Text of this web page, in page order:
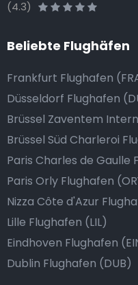
(4.3)
Beliebte Flughäfen
Frankfurt Flughafen
Düsseldorf Flughafen
Brüssel Zaventem
Brüssel Süd Charleroi
Paris Charles de Gaulle
Paris Orly Flughafen
Nizza Côte d'Azur
Lille Flughafen (LIL)
Eindhoven Flughafen
Dublin Flughafen (DUB)